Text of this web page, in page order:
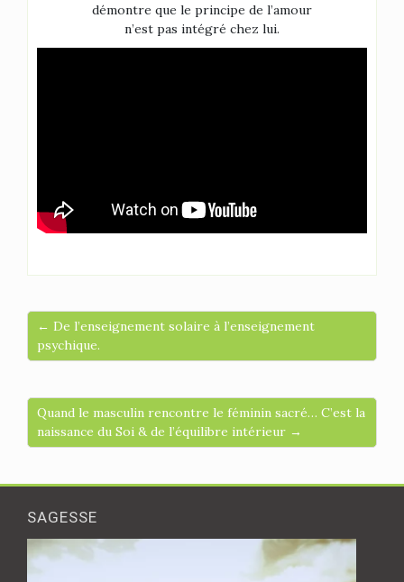
démontre que le principe de l’amour
n’est pas intégré chez lui.
← De l’enseignement solaire à l’enseignement
psychique.
Quand le masculin rencontre le féminin sacré… C’est la
naissance du Soi & de l’équilibre intérieur →
SAGESSE